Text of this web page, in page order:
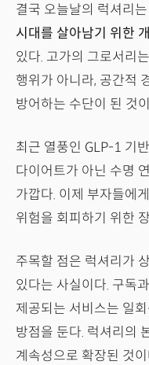
결국 오늘날의 럭셔리
시대를 살아남기 위한
있다. 고가의 그로서리
행위가 아니라, 공간적
방어하는 수단이 된 것
최근 열풍인 GLP-1 기
다이어트가 아닌 수명
가깝다. 이제 부자들에
위험을 회피하기 위한
주목할 점은 럭셔리가
있다는 사실이다. 구독
제공되는 서비스는 일
방점을 둔다. 럭셔리의
계속성으로 확장된 것